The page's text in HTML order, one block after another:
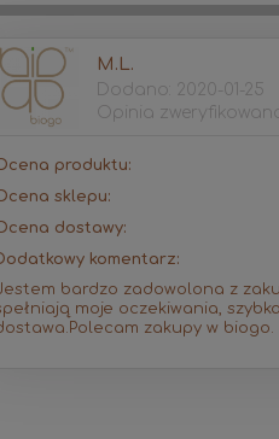
M.L.
Dodano: 2020-01-25
Opinia
produktu:
sklepu:
dostawy:
komentarz:
bardzo zadowolona z
moje oczekiwania,
zakupy w biogo.